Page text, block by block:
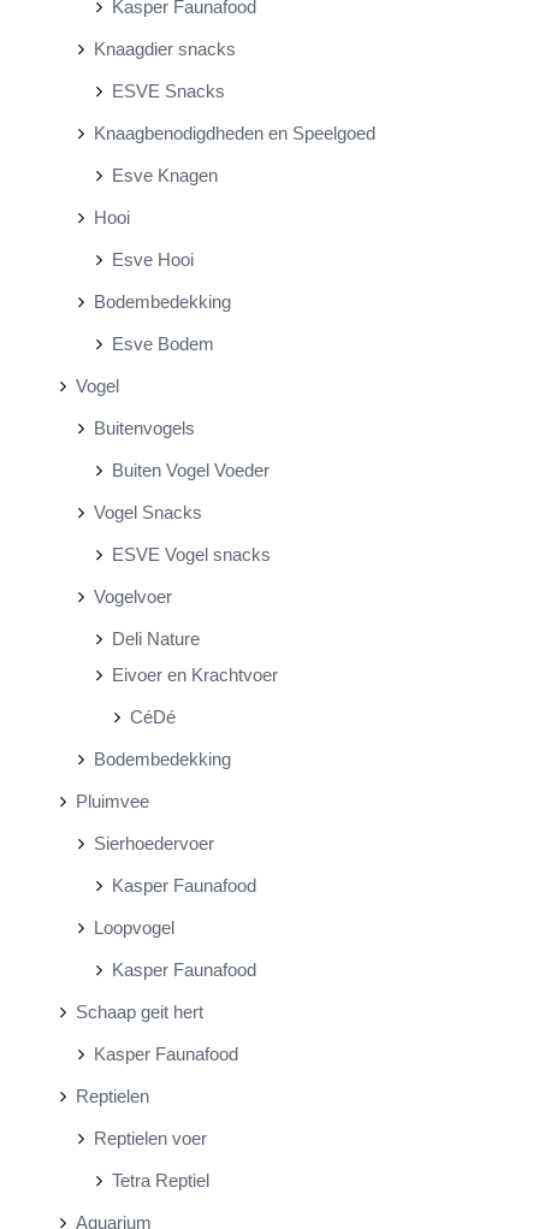
Kasper Faunafood
Knaagdier snacks
ESVE Snacks
Knaagbenodigdheden en Speelgoed
Esve Knagen
Hooi
Esve Hooi
Bodembedekking
Esve Bodem
Vogel
Buitenvogels
Buiten Vogel Voeder
Vogel Snacks
ESVE Vogel snacks
Vogelvoer
Deli Nature
Eivoer en Krachtvoer
CéDé
Bodembedekking
Pluimvee
Sierhoedervoer
Kasper Faunafood
Loopvogel
Kasper Faunafood
Schaap geit hert
Kasper Faunafood
Reptielen
Reptielen voer
Tetra Reptiel
Aquarium